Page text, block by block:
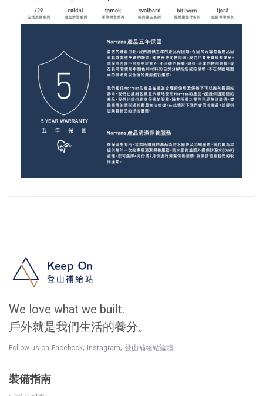
We love what we built.
戶外就是我們生活的養分。
Follow us on Facebook, Instagram, 登山補給站論壇
裝備指南